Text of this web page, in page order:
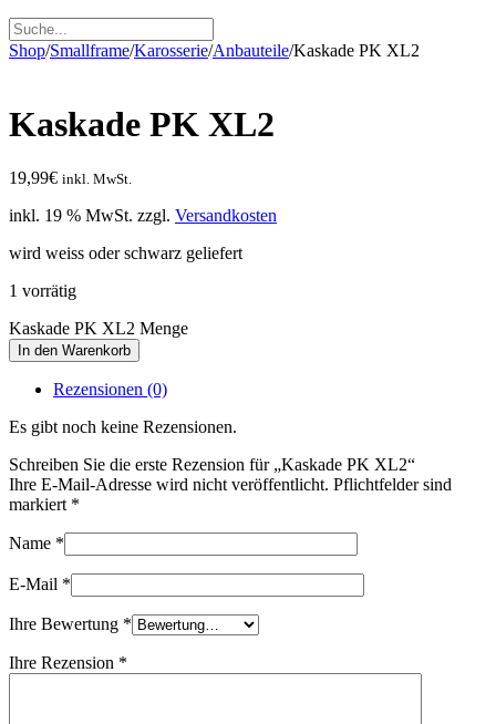
Shop/Smallframe/Karosserie/Anbauteile/Kaskade PK XL2
Kaskade PK XL2
19,99€ inkl. MwSt.
inkl. 19 % MwSt. zzgl. Versandkosten
wird weiss oder schwarz geliefert
1 vorrätig
Kaskade PK XL2 Menge
In den Warenkorb
Rezensionen (0)
Es gibt noch keine Rezensionen.
Schreiben Sie die erste Rezension für „Kaskade PK XL2“
Ihre E-Mail-Adresse wird nicht veröffentlicht. Pflichtfelder sind
markiert *
Name *
E-Mail *
Ihre Bewertung *
Ihre Rezension *